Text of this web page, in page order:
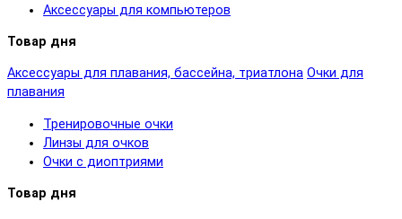
Аксессуары для компьютеров
Товар дня
Аксессуары для плавания, бассейна, триатлона Очки для
плавания
Тренировочные очки
Линзы для очков
Очки с диоптриями
Товар дня